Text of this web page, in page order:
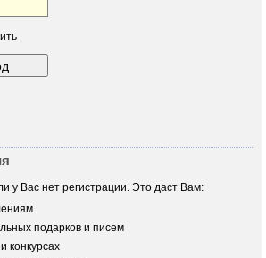
у Вас нет регистрации. Это даст Вам:
подарков и писем
конкурсах